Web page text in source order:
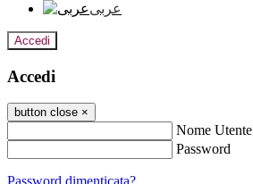
عربى
Accedi
Accedi
button close ×
Nome Utente
Password